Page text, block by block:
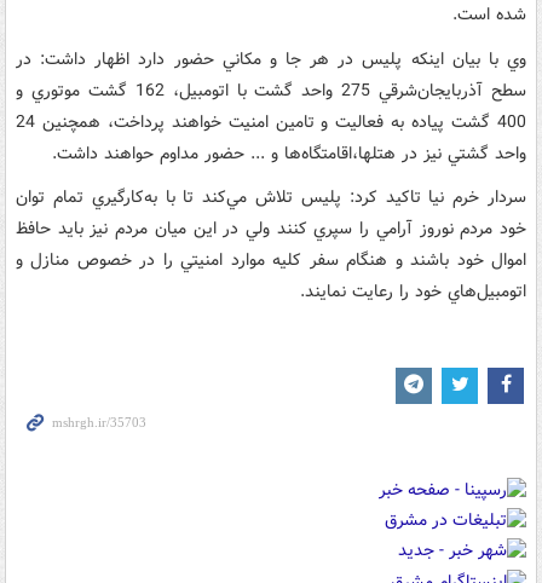
شده است.
وي با بيان اينکه پليس در هر جا و مکاني حضور دارد اظهار داشت: در
سطح آذربايجان‌شرقي 275 واحد گشت با اتومبيل، 162 گشت موتوري و
400 گشت پياده به فعاليت و تامين امنيت خواهند پرداخت، همچنين 24
واحد گشتي نيز در هتلها،اقامتگاه‌ها و ... حضور مداوم حواهند داشت.
سردار خرم نيا تاکيد کرد: پليس تلاش مي‌کند تا با به‌کارگيري تمام توان
خود مردم نوروز آرامي را سپري کنند ولي در اين ميان مردم نيز بايد حافظ
اموال خود باشند و هنگام سفر کليه موارد امنيتي را در خصوص منازل و
اتومبيل‌هاي خود را رعايت نمايند.